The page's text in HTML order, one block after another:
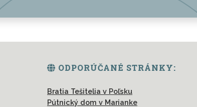
ODPORÚČANÉ STRÁNKY:
Bratia Tešitelia v Poľsku
Pútnický dom v Marianke